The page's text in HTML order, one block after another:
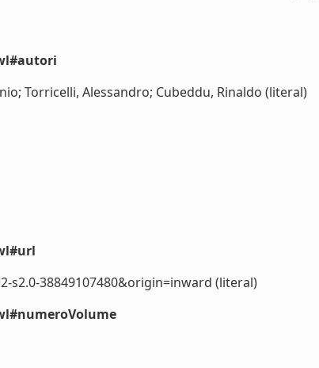
Torricelli, Alessandro; Cubeddu, Rinaldo (literal)
38849107480&origin=inward (literal)